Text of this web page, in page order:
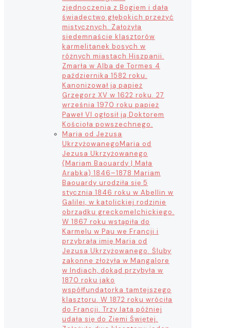
zjednoczenia z Bogiem i dała
świadectwo głębokich przeżyć
mistycznych. Założyła
siedemnaście klasztorów
karmelitanek bosych w
różnych miastach Hiszpanii.
Zmarła w Alba de Tormes 4
października 1582 roku.
Kanonizował ją papież
Grzegorz XV w 1622 roku. 27
września 1970 roku papież
Paweł VI ogłosił ją Doktorem
Kościoła powszechnego.
Maria od Jezusa
UkrzyżowanegoMaria od
Jezusa Ukrzyżowanego
(Mariam Baouardy | Mała
Arabka) 1846–1878 Mariam
Baouardy urodziła się 5
stycznia 1846 roku w Abellin w
Galilei, w katolickiej rodzinie
obrządku greckomelchickiego.
W 1867 roku wstąpiła do
Karmelu w Pau we Francji i
przybrała imię Maria od
Jezusa Ukrzyżowanego. Śluby
zakonne złożyła w Mangalore
w Indiach, dokąd przybyła w
1870 roku jako
współfundatorka tamtejszego
klasztoru. W 1872 roku wróciła
do Francji. Trzy lata później
udała się do Ziemi Świętej.